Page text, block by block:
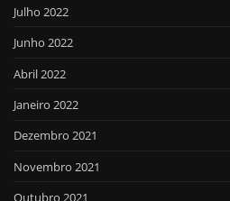
Julho 2022
Junho 2022
Abril 2022
Janeiro 2022
Dezembro 2021
Novembro 2021
Outubro 2021